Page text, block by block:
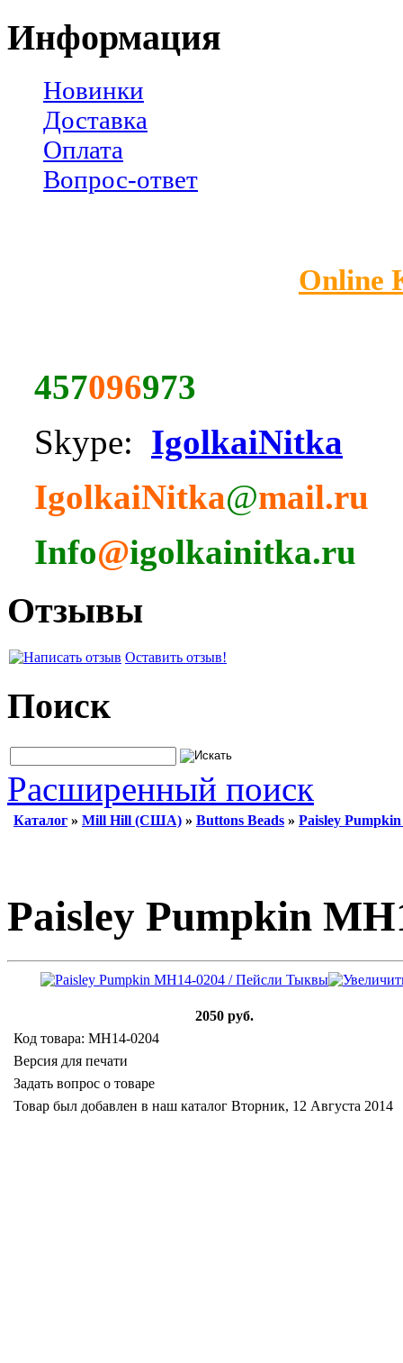
Информация
Новинки
Доставка
Оплата
Вопрос-ответ
Online
457096973
Skype: IgolkaiNitka
IgolkaiNitka@mail.ru
Info@igolkainitka.ru
Отзывы
Оставить отзыв!
Поиск
Расширенный поиск
Каталог » Mill Hill (США) » Buttons Beads » Paisley
Paisley Pumpkin
2050 руб.
Код товара: MH14-0204
Версия для печати
Задать вопрос о товаре
Товар был добавлен в наш каталог Вторник, 12 Августа 2014